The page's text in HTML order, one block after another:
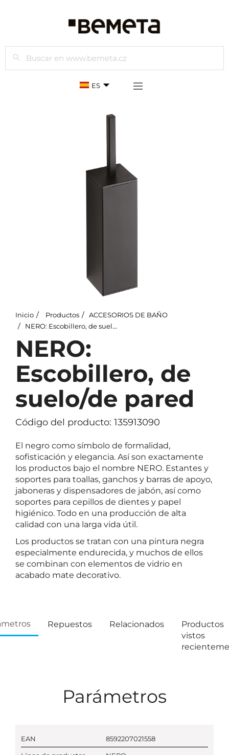
Buscar
ES
Inicio Productos
ACCESORIOS DE BAÑO
NERO: Escobillero, de suelo/de pared
NERO:
Escobillero, de
suelo/de pared
Código del producto: 135913090
El negro como símbolo de formalidad,
sofisticación y elegancia. Así son exactamente
los productos bajo el nombre NERO. Estantes y
soportes para toallas, ganchos y barras de apoyo,
jaboneras y dispensadores de jabón, así como
soportes para cepillos de dientes y papel
higiénico. Todo en una producción de alta
calidad con una larga vida útil.
Los productos se tratan con una pintura negra
especialmente endurecida, y muchos de ellos
se combinan con elementos de vidrio en
acabado mate decorativo.
Repuestos Relacionados
Productos
vistos
Parámetros
EAN 8592207021558